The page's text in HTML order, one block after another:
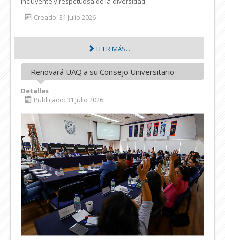
Creado: 31 Julio 2026
LEER MÁS...
Renovará UAQ a su Consejo Universitario
Detalles
Publicado: 31 Julio 2026